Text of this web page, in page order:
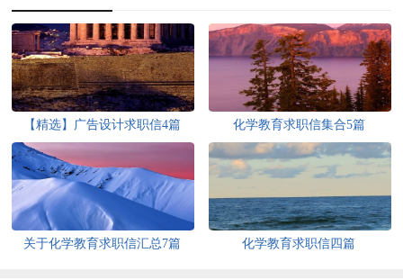
【精选】广告设计求职信4篇 化学教育求职信集合5篇
关于化学教育求职信汇总7篇 化学教育求职信四篇